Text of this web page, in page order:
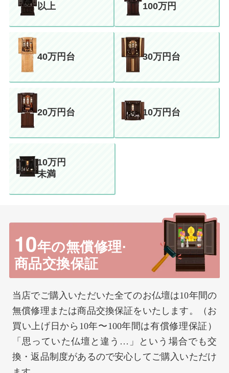
以上
100万円
40万円台 30万円台
20万円台 10万円台
10万円
未満
10年の無償修理·
商品交換保証
当店でご購入いただいた全てのお仏壇は10年間の
無償修理または商品交換保証をいたします。（お
買い上げ日から10年〜100年間は有償修理保証）
「思っていた仏壇と違う…」という場合でも交
換・返品制度があるので安心してご購入いただけ